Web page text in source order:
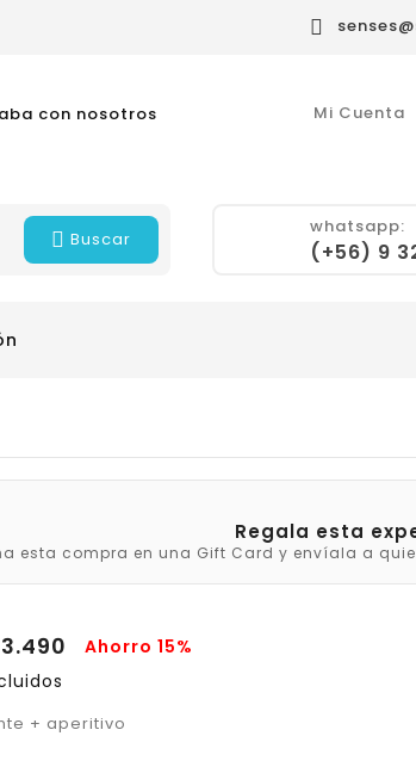

con nosotros Mi Cuenta
whatsapp:
(+56) 9
Buscar
Regala esta
esta compra en una Gift Card y envíala a
Ahorro 15%
+ aperitivo